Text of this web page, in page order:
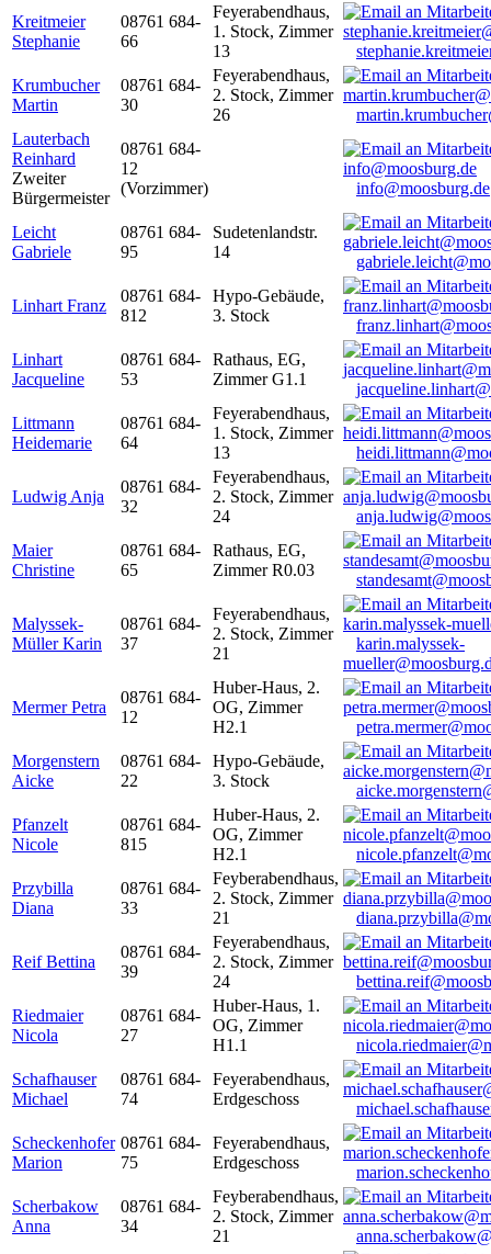
Kreitmeier
Stephanie
08761 684-
66
Feyerabendhaus,
1. Stock, Zimmer
13
Krumbucher
Martin
08761 684-
30
Feyerabendhaus,
2. Stock, Zimmer
26
Lauterbach
Reinhard
Zweiter
Bürgermeister
08761 684-
12
(Vorzimmer)
info@moosburg.de
Leicht
Gabriele
08761 684-
95
Sudetenlandstr.
14
Linhart Franz
08761 684-
812
Hypo-Gebäude,
3. Stock
Linhart
Jacqueline
08761 684-
53
Rathaus, EG,
Zimmer G1.1
Littmann
Heidemarie
08761 684-
64
Feyerabendhaus,
1. Stock, Zimmer
13
Ludwig Anja
08761 684-
32
Feyerabendhaus,
2. Stock, Zimmer
24
Maier
Christine
08761 684-
65
Rathaus, EG,
Zimmer R0.03
Malyssek-
Müller Karin
08761 684-
37
Feyerabendhaus,
2. Stock, Zimmer
21
karin.malyssek-
Mermer Petra
08761 684-
12
Huber-Haus, 2.
OG, Zimmer
H2.1
Morgenstern
Aicke
08761 684-
22
Hypo-Gebäude,
3. Stock
Pfanzelt
Nicole
08761 684-
815
Huber-Haus, 2.
OG, Zimmer
H2.1
Przybilla
Diana
08761 684-
33
Feyberabendhaus,
2. Stock, Zimmer
21
Reif Bettina
08761 684-
39
Feyerabendhaus,
2. Stock, Zimmer
24
Riedmaier
Nicola
08761 684-
27
Huber-Haus, 1.
OG, Zimmer
H1.1
Schafhauser
Michael
08761 684-
74
Feyerabendhaus,
Erdgeschoss
Scheckenhofer
Marion
08761 684-
75
Feyerabendhaus,
Erdgeschoss
Scherbakow
Anna
08761 684-
34
Feyberabendhaus,
2. Stock, Zimmer
21